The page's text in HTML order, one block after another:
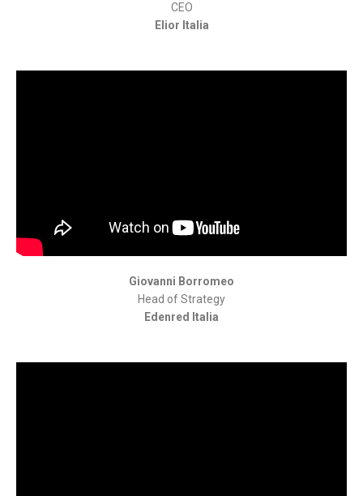
CEO
Elior Italia
Giovanni Borromeo
Head of Strategy
Edenred Italia